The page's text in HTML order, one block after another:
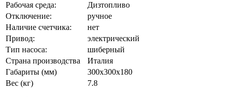
Рабочая среда:
Дизтопливо
Отключение:
ручное
Наличие счетчика:
нет
Привод:
электрический
Тип насоса:
шиберный
Страна производства
Италия
Габариты (мм)
300х300х180
Вес (кг)
7.8